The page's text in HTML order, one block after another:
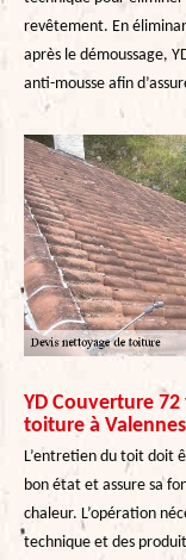
revêtement. En
après le démoussage,
anti-mousse afin
YD Couverture
toiture à Valennes
L’entretien du toit doit
bon état et assure sa
chaleur. L’opération
technique et des